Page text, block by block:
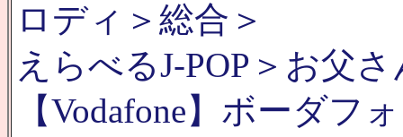
ロディ＞総合＞
えらべるJ-POP＞お父
【Vodafone】ボーダフ